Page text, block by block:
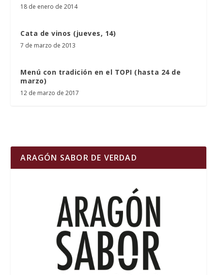
18 de enero de 2014
Cata de vinos (jueves, 14)
7 de marzo de 2013
Menú con tradición en el TOPI (hasta 24 de
marzo)
12 de marzo de 2017
ARAGÓN SABOR DE VERDAD